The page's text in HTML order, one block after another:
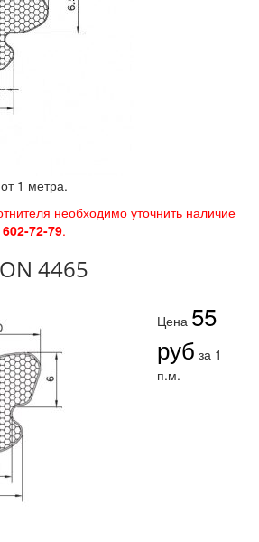
1 метра.
необходимо уточнить наличие
72-79.
4465
Цена 55
руб за 1
п.м.